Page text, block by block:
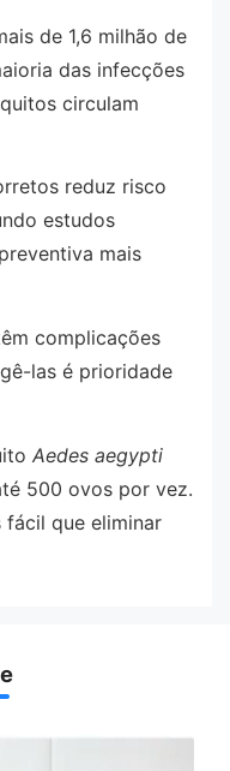
de 1,6 milhão de
das infecções
circulam
reduz risco
estudos
mais
complicações
las é prioridade
Aedes aegypti
500 ovos por vez.
fácil que eliminar